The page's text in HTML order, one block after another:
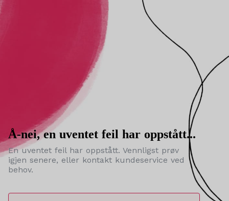
Å-nei, en uventet feil har oppstått...
En uventet feil har oppstått. Vennligst prøv
igjen senere, eller kontakt kundeservice ved
behov.